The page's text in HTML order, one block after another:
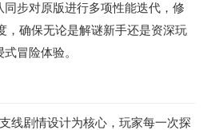
步对原版进行多项性能迭代，修
，确保无论是解谜新手还是资深玩
冒险体验。
线剧情设计为核心，玩家每一次探